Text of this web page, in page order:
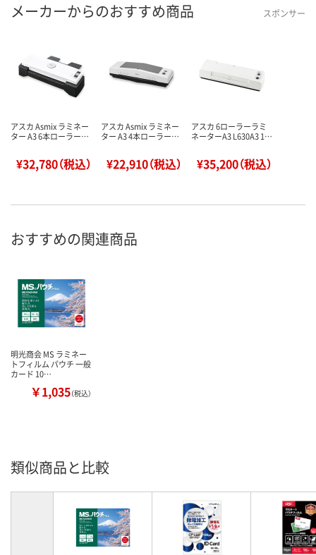
メーカーからのおすすめ商品 スポンサー
アスカ Asmix ラミネー
ター A3 6本ローラー…
¥32,780（税込）
アスカ Asmix ラミネー
ター A3 4本ローラー…
¥22,910（税込）
アスカ 6ローラーラミ
ネーターA3 L630A3 1…
¥35,200（税込）
おすすめの関連商品
明光商会 MS ラミネー
トフィルム パウチ 一般
カード 10…
￥1,035（税込）
類似商品と比較